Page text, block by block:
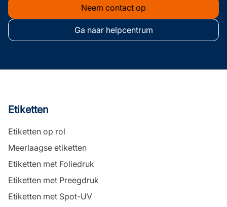
Neem contact op
Ga naar helpcentrum
Etiketten
Etiketten op rol
Meerlaagse etiketten
Etiketten met Foliedruk
Etiketten met Preegdruk
Etiketten met Spot-UV